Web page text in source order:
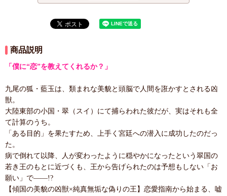
商品説明
「僕に“恋”を教えてくれるか？」
九尾の狐・藍玉は、類まれな美貌と頭脳で人間を誑かすとされる凶
獣。
大陸東部の小国・翠（スイ）にて捕らわれた彼だが、実はそれも全
て計算のうち。
「ある目的」を果たすため、上手く宮廷への潜入に成功したのだっ
た。
病で倒れて以降、人が変わったように穏やかになったという翠国の
若き王のもとに近づくも、王から告げられたのは予想もしない「お
願い」で――!?
【傾国の美貌の凶獣×純真無垢な偽りの王】恋愛指南から始まる、嘘